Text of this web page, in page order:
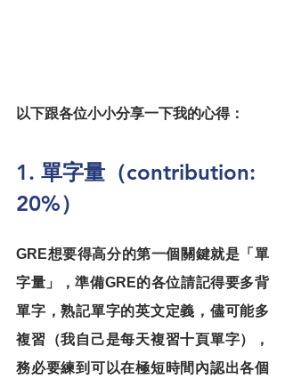
以下跟各位小小分享一下我的心得：
1. 單字量（contribution:
20%）
GRE想要得高分的第一個關鍵就是「單
字量」，準備GRE的各位請記得要多背
單字，熟記單字的英文定義，儘可能多
複習（我自己是每天複習十頁單字），
務必要練到可以在極短時間內認出各個